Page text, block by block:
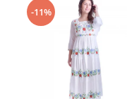
-11%